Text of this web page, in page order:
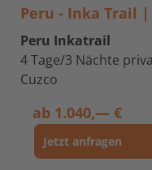
Peru - Inka Trail
Peru Inkatrail
4 Tage/3 Nächte
Cuzco
ab 1.040,— €
Jetzt anfragen